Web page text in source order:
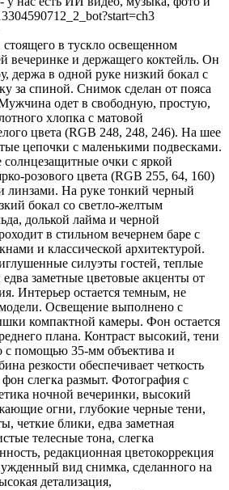
в тускло освещенном
вечеринке и держащего коктейль. Он
держа в одной руке низкий бокал с
за спиной. Снимок сделан от пояса
одет в свободную, простую,
хлопка с матовой
цвета (RGB 248, 248, 246). На шее
цепочки с маленькими подвесками.
очки с яркой
розового цвета (RGB 255, 64, 160)
линзами. На руке тонкий черный
бокал со светло-желтым
долькой лайма и черной
в стильном вечернем баре с
и классической архитектурой.
силуэты гостей, теплые
заметные цветовые акценты от
Интерьер остается темным, не
Освещение выполнено с
компактной камеры. Фон остается
плана. Контраст высокий, тени
с помощью 35-мм объектива и
резкости обеспечивает четкость
слегка размыт. Фотография с
ночной вечеринки, высокий
огни, глубокие черные тени,
четкие блики, едва заметная
телесные тона, слегка
редакционная цветокоррекция
вид снимка, сделанного на
детализация,